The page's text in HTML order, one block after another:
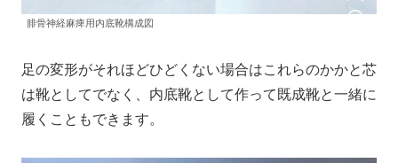
腓骨神経麻痺用内底靴構成図
足の変形がそれほどひどくない場合はこれらのかかと芯
は靴としてでなく、内底靴として作って既成靴と一緒に
履くこともできます。